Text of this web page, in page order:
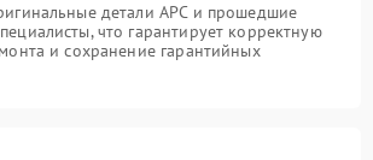
детали APC и прошедшие
что гарантирует корректную
и сохранение гарантийных